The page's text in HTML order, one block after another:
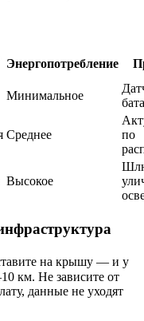
Энергопотребление
Минимальное
Среднее
по
Высокое
на крышу — и у
км. Не зависите от
данные не уходят